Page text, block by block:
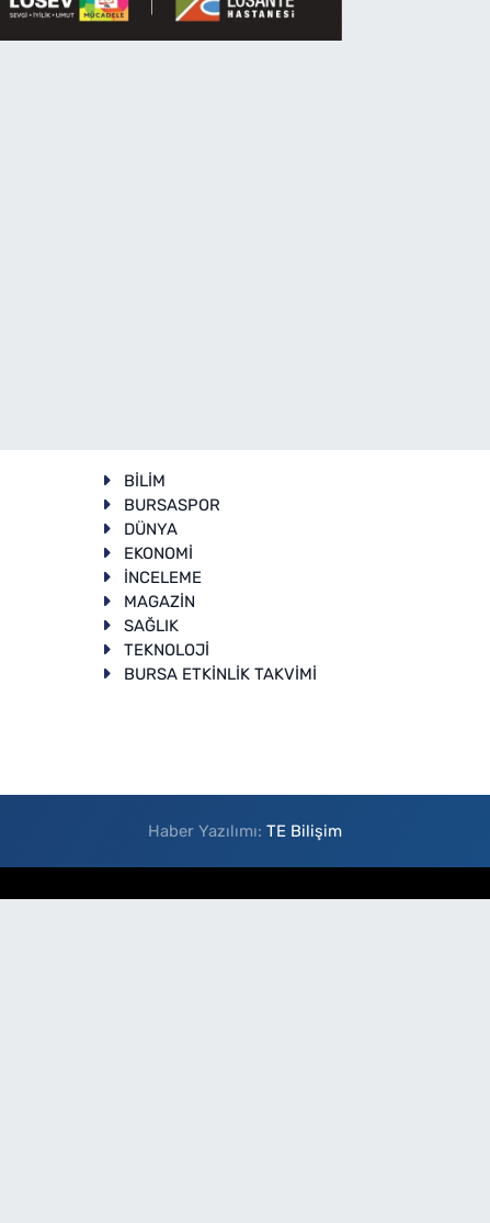
BİLİM
BURSASPOR
DÜNYA
EKONOMİ
İNCELEME
MAGAZİN
SAĞLIK
TEKNOLOJİ
BURSA ETKİNLİK TAKVİMİ
Haber Yazılımı:TE Bilişim